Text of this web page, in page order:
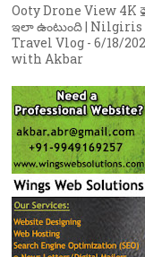
Ooty Drone View 4K
ఇలా ఉంటుంది | Nilgiris
Travel Vlog - 6/18/
with Akbar